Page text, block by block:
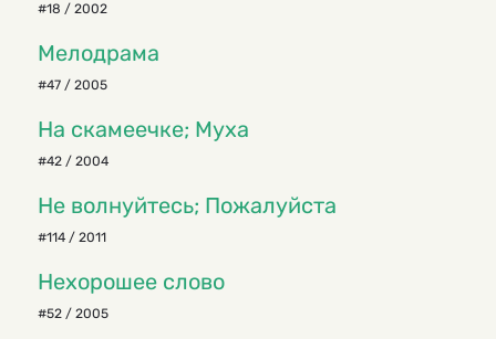
#18 / 2002
Мелодрама
#47 / 2005
На скамеечке; Муха
#42 / 2004
Не волнуйтесь; Пожалуйста
#114 / 2011
Нехорошее слово
#52 / 2005